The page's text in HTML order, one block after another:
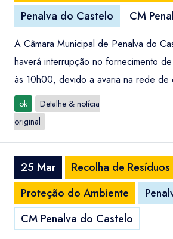
Penalva do Castelo
CM
A Câmara Municipal de Penalva do
haverá interrupção no fornecimento
às 10h00, devido a avaria na rede de
ok
Detalhe & notícia
original
25 Mar
Recolha de
Proteção do Ambiente
CM Penalva do Castelo